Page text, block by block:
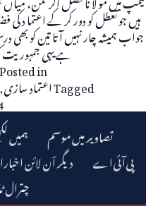
ہیں جو تعطل کو دور کر کے اعتما د کی
جواب ہمیشہ چار نہیں آتا تین کو بھی
ہے یہی جمہوریت
Posted in
Taggedاعتماد سازی,
ہمیں
تصاویر میں موسم
دیگر اؔن لائن
چترال